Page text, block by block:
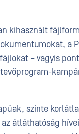
kihasznált
a
– vagyis
szinte
átláthatóság